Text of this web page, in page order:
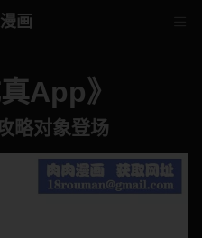
画
App》
略对象登场